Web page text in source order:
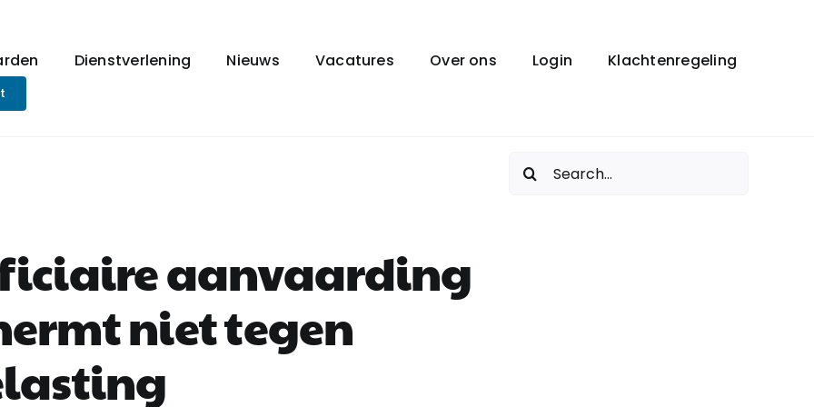
Dienstverlening Nieuws Vacatures Over ons Login Klachtenregeling
Zoeken
naar:
aanvaarding
niet tegen